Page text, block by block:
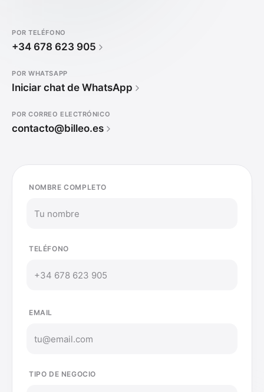
POR TELÉFONO
+34 678 623 905
POR WHATSAPP
Iniciar chat de WhatsApp
POR CORREO ELECTRÓNICO
contacto@billeo.es
NOMBRE COMPLETO
TELÉFONO
EMAIL
TIPO DE NEGOCIO